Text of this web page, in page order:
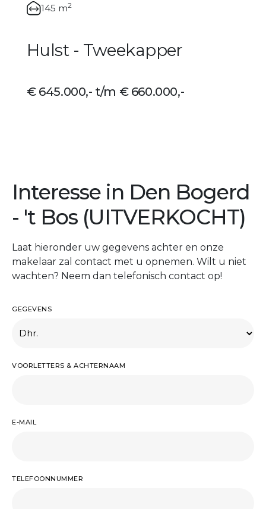
145 m2
Hulst - Tweekapper
€ 645.000,- t/m € 660.000,-
Interesse in Den Bogerd
- 't Bos (UITVERKOCHT)
Laat hieronder uw gegevens achter en onze
makelaar zal contact met u opnemen. Wilt u niet
wachten? Neem dan telefonisch contact op!
GEGEVENS
VOORLETTERS & ACHTERNAAM
E-MAIL
TELEFOONNUMMER